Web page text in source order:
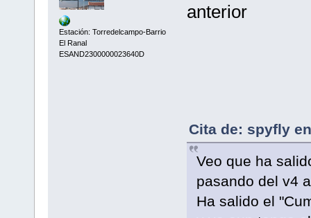
Estación: Torredelcampo-Barrio
El Ranal
ESAND2300000023640D
anterior
Cita de: spyfly
Veo que ha
pasando del v4
Ha salido el